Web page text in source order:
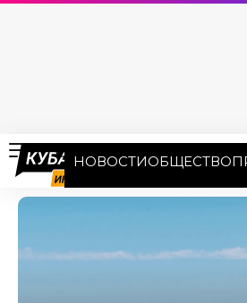
НОВОСТИОБЩЕСТВО